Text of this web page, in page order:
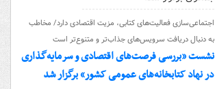
اجتماعی‌سازی فعالیت‌های کتابی، مزیت اقتصادی دارد/ مخاطب
به دنبال دریافت سرویس‌های جذاب‌تر و متنوع‌تر است
نشست «بررسی فرصت‌های اقتصادی و سرمایه‌گذاری
در نهاد کتابخانه‌های عمومی کشور» برگزار شد